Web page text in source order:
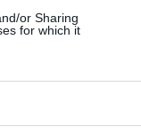
or Sharing
for which it